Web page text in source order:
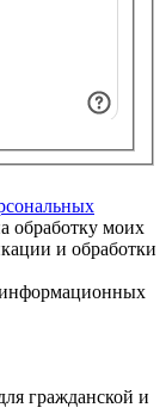
обработку моих
и обработки
гражданской и